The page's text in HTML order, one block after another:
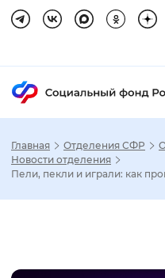
Настройка
Стандартный
Главная Отделения СФР
Новости отделения
Пели, пекли и играли: как